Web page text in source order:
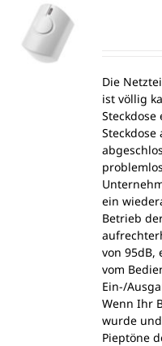
Die
ist völlig
Steckdose
ein
Betrieb
von 95dB,
vom
Ein-/
Wenn Ihr
wurde
Pieptöne